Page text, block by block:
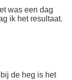
was een dag
ik het resultaat.
de heg is het